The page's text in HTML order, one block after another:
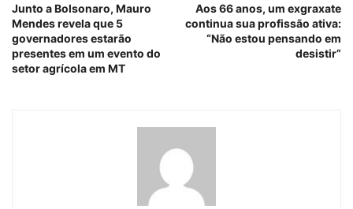
Junto a Bolsonaro, Mauro
Mendes revela que 5
governadores estarão
presentes em um evento do
setor agrícola em MT
Aos 66 anos, um exgraxate
continua sua profissão ativa:
“Não estou pensando em
desistir”